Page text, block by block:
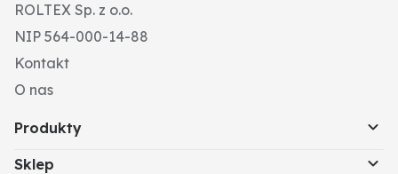
ROLTEX Sp. z o.o.
NIP 564-000-14-88
Kontakt
O nas
Produkty
Sklep